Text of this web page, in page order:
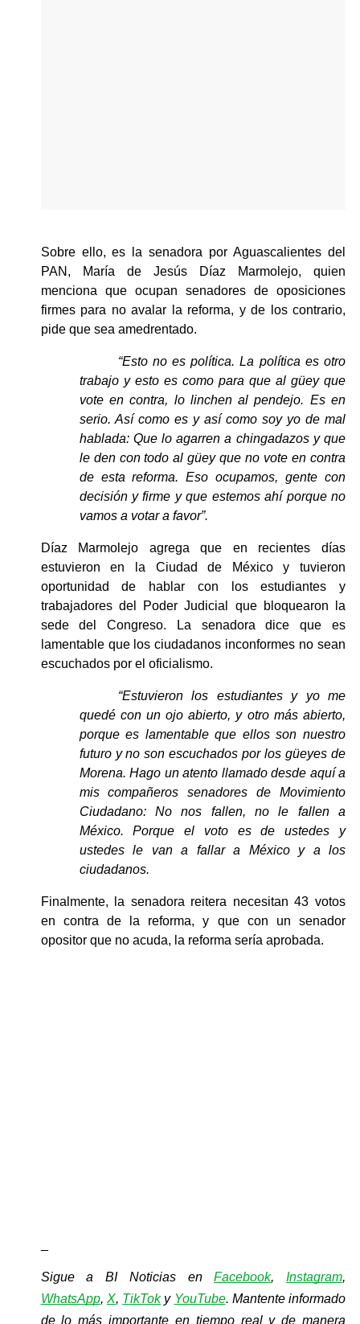
Sobre ello, es la senadora por Aguascalientes del
PAN, María de Jesús Díaz Marmolejo, quien
menciona que ocupan senadores de oposiciones
firmes para no avalar la reforma, y de los contrario,
pide que sea amedrentado.
“Esto no es política. La política es otro
trabajo y esto es como para que al güey que
vote en contra, lo linchen al pendejo. Es en
serio. Así como es y así como soy yo de mal
hablada: Que lo agarren a chingadazos y que
le den con todo al güey que no vote en contra
de esta reforma. Eso ocupamos, gente con
decisión y firme y que estemos ahí porque no
vamos a votar a favor”.
Díaz Marmolejo agrega que en recientes días
estuvieron en la Ciudad de México y tuvieron
oportunidad de hablar con los estudiantes y
trabajadores del Poder Judicial que bloquearon la
sede del Congreso. La senadora dice que es
lamentable que los ciudadanos inconformes no sean
escuchados por el oficialismo.
“Estuvieron los estudiantes y yo me
quedé con un ojo abierto, y otro más abierto,
porque es lamentable que ellos son nuestro
futuro y no son escuchados por los güeyes de
Morena. Hago un atento llamado desde aquí a
mis compañeros senadores de Movimiento
Ciudadano: No nos fallen, no le fallen a
México. Porque el voto es de ustedes y
ustedes le van a fallar a México y a los
ciudadanos.
Finalmente, la senadora reitera necesitan 43 votos
en contra de la reforma, y que con un senador
opositor que no acuda, la reforma sería aprobada.
Sigue a BI Noticias en Facebook, Instagram,
WhatsApp, X, TikTok y YouTube. Mantente informado
de lo más importante en tiempo real y de manera